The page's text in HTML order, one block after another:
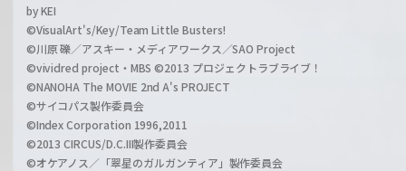
by KEI
©VisualArt's/Key/Team Little Busters!
©川原 礫／アスキー・メディアワークス／SAO Project
©vividred project・MBS ©2013 プロジェクトラブライブ！
©NANOHA The MOVIE 2nd A's PROJECT
©サイコパス製作委員会
©Index Corporation 1996,2011
©2013 CIRCUS/D.C.III製作委員会
©オケアノス／「翠星のガルガンティア」製作委員会